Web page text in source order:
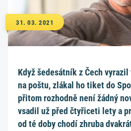
31. 03. 2021
Když šedesátník z Čech
na poštu, zlákal ho tiket do
přitom rozhodně není žádný
vsadil už před čtyřiceti lety a
od té doby chodí zhruba